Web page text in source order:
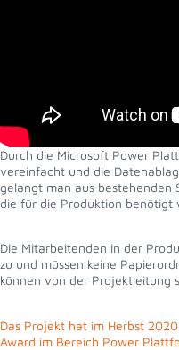
Durch die Microsoft Power
vereinfacht und die
gelangt man aus bestehenden
die für die Produktion benötigt
Die Mitarbeitenden in der
zu und müssen keine
können von der Projektleitung
Das Projekt hat im Herbst
Award im Bereich Power